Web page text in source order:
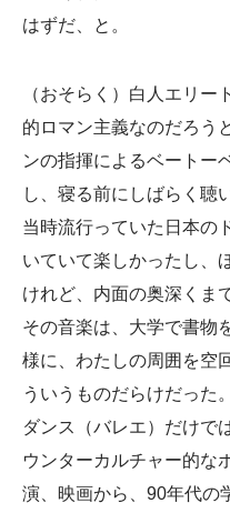
はずだ、と。
（おそらく）白人エリ
的ロマン主義なのだろう
ンの指揮によるベートー
し、寝る前にしばらく聴
当時流行っていた日本の
いていて楽しかったし、
けれど、内面の奥深くま
その音楽は、大学で書物
様に、わたしの周囲を空
ういうものだらけだった
ダンス（バレエ）だけで
ウンターカルチャー的な
演、映画から、90年代の